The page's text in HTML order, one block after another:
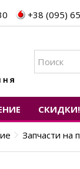
+38 (095)
СКИДКИ!
Запчасти